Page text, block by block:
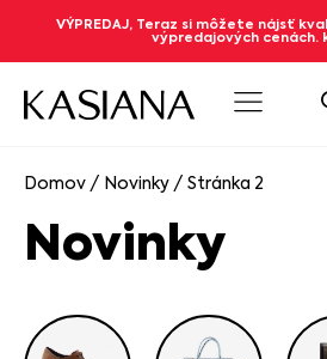
VÝPREDAJ, Teraz si môžete nájsť
výpredajových cenách.
Domov / Novinky / Stránka 2
Novinky